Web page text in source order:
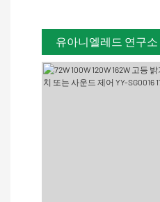
유아니엘레드 연구소